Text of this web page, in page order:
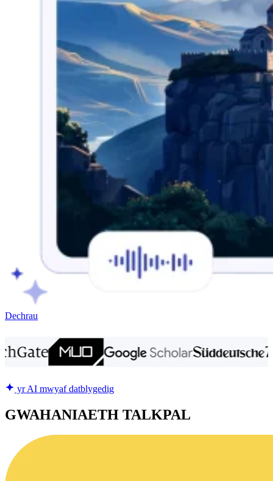
Dechrau
yr AI mwyaf datblygedig
GWAHANIAETH TALKPAL